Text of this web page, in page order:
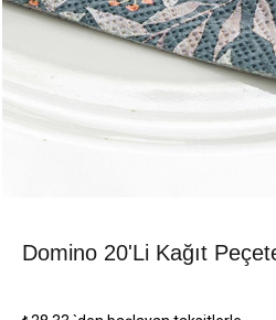
Domino 20'li Kağıt